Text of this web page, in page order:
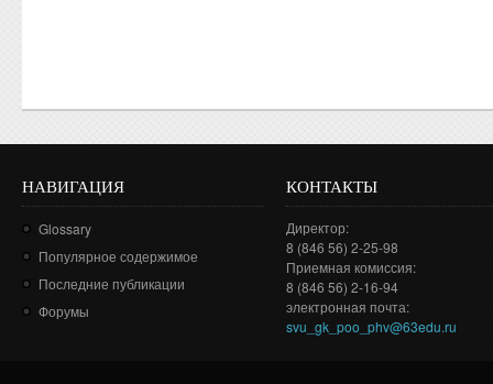
НАВИГАЦИЯ
Glossary
Популярное содержимое
Последние публикации
Форумы
КОНТАКТЫ
Директор:
8 (846 56) 2-25-98
Приемная комиссия:
8 (846 56) 2-16-94
электронная почта:
svu_gk_poo_phv@63edu.ru